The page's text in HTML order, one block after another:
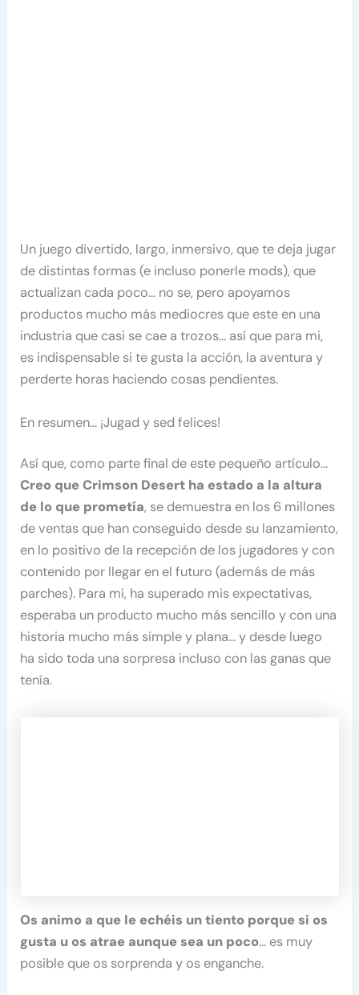
Un juego divertido, largo, inmersivo, que te deja jugar
de distintas formas (e incluso ponerle mods), que
actualizan cada poco… no se, pero apoyamos
productos mucho más mediocres que este en una
industria que casi se cae a trozos… así que para mi,
es indispensable si te gusta la acción, la aventura y
perderte horas haciendo cosas pendientes.
En resumen… ¡Jugad y sed felices!
Así que, como parte final de este pequeño artículo…
Creo que Crimson Desert ha estado a la altura
de lo que prometía, se demuestra en los 6 millones
de ventas que han conseguido desde su lanzamiento,
en lo positivo de la recepción de los jugadores y con
contenido por llegar en el futuro (además de más
parches). Para mi, ha superado mis expectativas,
esperaba un producto mucho más sencillo y con una
historia mucho más simple y plana… y desde luego
ha sido toda una sorpresa incluso con las ganas que
tenía.
Os animo a que le echéis un tiento porque si os
gusta u os atrae aunque sea un poco… es muy
posible que os sorprenda y os enganche.